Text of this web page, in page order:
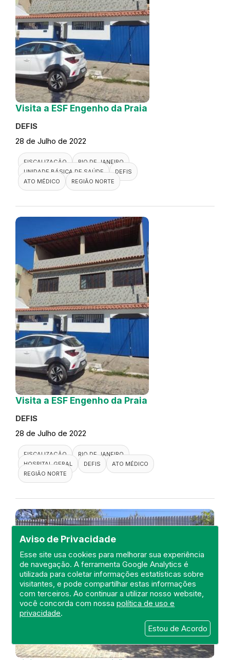
Aviso de Privacidade
Esse site usa cookies para melhorar sua experiência
de navegação. A ferramenta Google Analytics é
utilizada para coletar informações estatísticas sobre
visitantes, e pode compartilhar estas informações
com terceiros. Ao continuar a utilizar nosso website,
você concorda com nossapolítica de uso e
privacidade.
Estou de Acordo
Visita a ESF Engenho da Praia
DEFIS
28 de Julho de 2022
FISCALIZAÇÃO
RIO DE JANEIRO
UNIDADE BÁSICA DE SAÚDE
DEFIS
ATO MÉDICO
REGIÃO NORTE
Visita a ESF Engenho da Praia
DEFIS
28 de Julho de 2022
FISCALIZAÇÃO
RIO DE JANEIRO
HOSPITAL GERAL
DEFIS
ATO MÉDICO
REGIÃO NORTE